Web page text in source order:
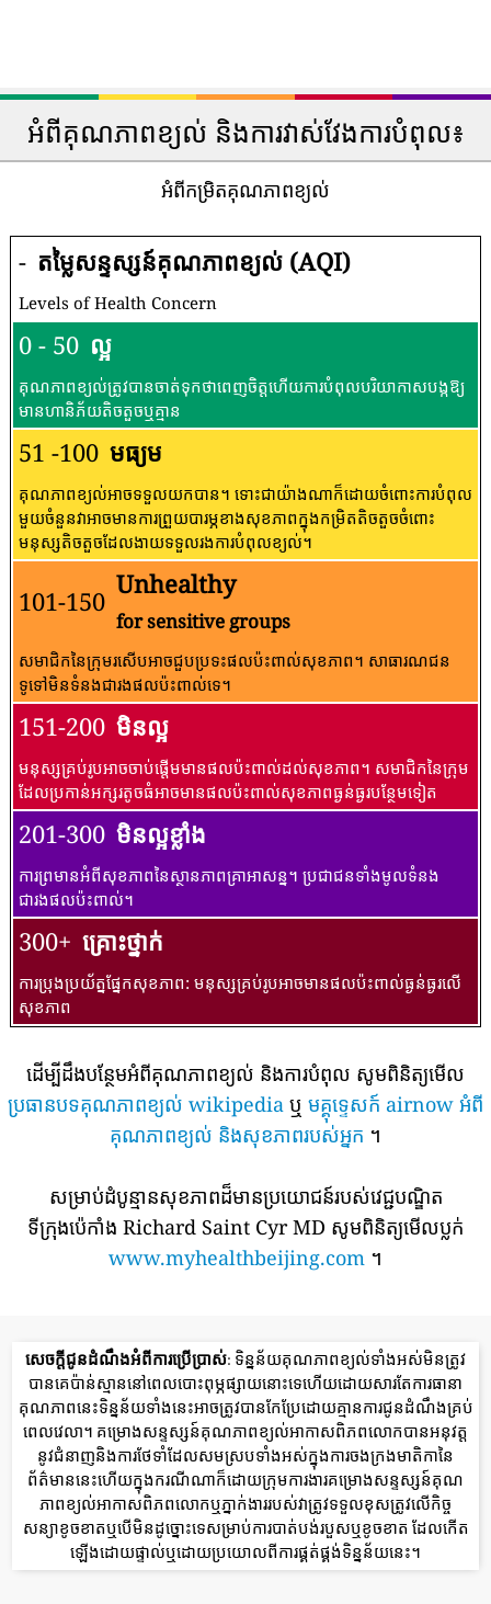
អំពីគុណភាពខ្យល់ និងការវាស់វែងការបំពុល៖
អំពីកម្រិតគុណភាពខ្យល់
- តម្លៃសន្ទស្សន៍គុណភាពខ្យល់ (AQI)
Levels of Health Concern
0 - 50 ល្អ
គុណភាពខ្យល់ត្រូវបានចាត់ទុកថាពេញចិត្តហើយការបំពុលបរិយាកាសបង្កឱ្យ
មានហានិភ័យតិចតួចឬគ្មាន
51 -100 មធ្យម
គុណភាពខ្យល់អាចទទួលយកបាន។ ទោះជាយ៉ាងណាក៏ដោយចំពោះការបំពុល
មួយចំនួនវាអាចមានការព្រួយបារម្ភខាងសុខភាពក្នុងកម្រិតតិចតួចចំពោះ
មនុស្សតិចតួចដែលងាយទទួលរងការបំពុលខ្យល់។
101-150
Unhealthy
for sensitive groups
សមាជិកនៃក្រុមរសើបអាចជួបប្រទះផលប៉ះពាល់សុខភាព។ សាធារណជន​
ទូទៅ​មិន​ទំនង​ជា​រង​ផល​ប៉ះពាល់​ទេ។
151-200 មិនល្អ
មនុស្សគ្រប់រូបអាចចាប់ផ្តើមមានផលប៉ះពាល់ដល់សុខភាព។ សមាជិកនៃក្រុម
ដែលប្រកាន់អក្សរតូចធំអាចមានផលប៉ះពាល់សុខភាពធ្ងន់ធ្ងរបន្ថែមទៀត
201-300 មិនល្អខ្លាំង
ការព្រមានអំពីសុខភាពនៃស្ថានភាពគ្រាអាសន្ន។ ប្រជាជនទាំងមូលទំនង
ជារងផលប៉ះពាល់។
300+ គ្រោះថ្នាក់
ការប្រុងប្រយ័ត្នផ្នែកសុខភាព: មនុស្សគ្រប់រូបអាចមានផលប៉ះពាល់ធ្ងន់ធ្ងរលើ
សុខភាព
ដើម្បីដឹងបន្ថែមអំពីគុណភាពខ្យល់ និងការបំពុល សូមពិនិត្យមើល
ប្រធានបទគុណភាពខ្យល់ wikipedia ឬ មគ្គុទ្ទេសក៍ airnow អំពី
គុណភាពខ្យល់ និងសុខភាពរបស់អ្នក ។
សម្រាប់ដំបូន្មានសុខភាពដ៏មានប្រយោជន៍របស់វេជ្ជបណ្ឌិត
ទីក្រុងប៉េកាំង Richard Saint Cyr MD សូមពិនិត្យមើលប្លក់
www.myhealthbeijing.com ។
សេចក្តីជូនដំណឹងអំពីការប្រើប្រាស់: ទិន្នន័យគុណភាពខ្យល់ទាំងអស់មិនត្រូវ
បានគេប៉ាន់ស្មាននៅពេលបោះពុម្ភផ្សាយនោះទេហើយដោយសារតែការធានា
គុណភាពនេះទិន្នន័យទាំងនេះអាចត្រូវបានកែប្រែដោយគ្មានការជូនដំណឹងគ្រប់
ពេលវេលា។ គម្រោងសន្ទស្សន៍គុណភាពខ្យល់អាកាសពិភពលោកបានអនុវត្ត
នូវជំនាញនិងការថែទាំដែលសមស្របទាំងអស់ក្នុងការចងក្រងមាតិកានៃ
ព័ត៌មាននេះហើយក្នុងករណីណាក៏ដោយក្រុមការងារគម្រោងសន្ទស្សន៍គុណ
ភាពខ្យល់អាកាសពិភពលោកឬភ្នាក់ងាររបស់វាត្រូវទទួលខុសត្រូវលើកិច្ច
សន្យាខូចខាតឬបើមិនដូច្នោះទេសម្រាប់ការបាត់បង់របួសឬខូចខាត ដែលកើត
ឡើងដោយផ្ទាល់ឬដោយប្រយោលពីការផ្គត់ផ្គង់ទិន្នន័យនេះ។